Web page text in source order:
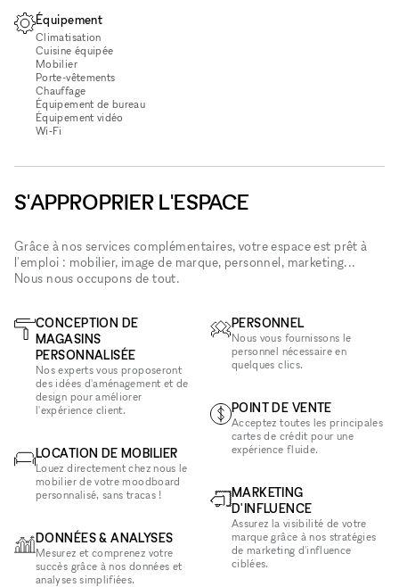
Équipement
Climatisation
Cuisine équipée
Mobilier
Porte-vêtements
Chauffage
Équipement de bureau
Équipement vidéo
Wi‑Fi
S'APPROPRIER L'ESPACE
Grâce à nos services complémentaires, votre espace est prêt à
l'emploi : mobilier, image de marque, personnel, marketing...
Nous nous occupons de tout.
CONCEPTION DE
MAGASINS
PERSONNALISÉE
Nos experts vous proposeront
des idées d'aménagement et de
design pour améliorer
l'expérience client.
LOCATION DE MOBILIER
Louez directement chez nous le
mobilier de votre moodboard
personnalisé, sans tracas !
DONNÉES & ANALYSES
Mesurez et comprenez votre
succès grâce à nos données et
analyses simplifiées.
PERSONNEL
Nous vous fournissons le
personnel nécessaire en
quelques clics.
POINT DE VENTE
Acceptez toutes les principales
cartes de crédit pour une
expérience fluide.
MARKETING
D'INFLUENCE
Assurez la visibilité de votre
marque grâce à nos stratégies
de marketing d'influence
ciblées.